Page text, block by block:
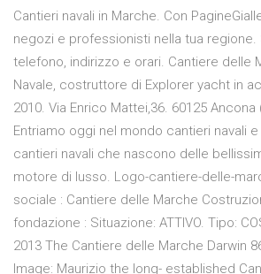
Cantieri navali in Marche. Con
negozi e professionisti nella tua
telefono, indirizzo e orari. Cantiere delle
Navale, costruttore di Explorer yacht in
2010. Via Enrico Mattei,36. 60125 Ancona
Entriamo oggi nel mondo cantieri navali
cantieri navali che nascono delle
motore di lusso. Logo-cantiere-delle-
sociale : Cantiere delle Marche
fondazione : Situazione: ATTIVO. Tipo:
2013 The Cantiere delle Marche Darwin
Image: Maurizio the long- established